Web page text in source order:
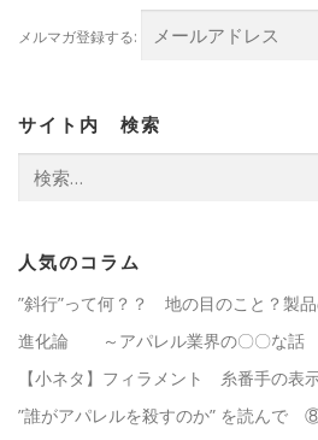
メルマガ登録する:
サイト内 検索
索:
人気のコラム
”斜行”って何？？ 地の目のこと？製
進化論 ～アパレル業界の〇〇な話
【小ネタ】フィラメント 糸番手の表
”誰がアパレルを殺すのか” を読んで